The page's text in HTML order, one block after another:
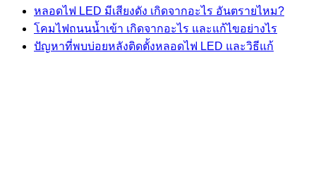
หลอดไฟ LED มีเสียงดัง เกิดจากอะไร อันตรายไหม?
โคมไฟถนนน้ำเข้า เกิดจากอะไร และแก้ไขอย่างไร
ปัญหาที่พบบ่อยหลังติดตั้งหลอดไฟ LED และวิธีแก้